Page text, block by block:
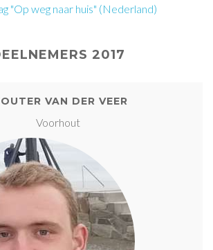
"Op weg naar huis" (Nederland)
2017
VAN DER VEER
Voorhout